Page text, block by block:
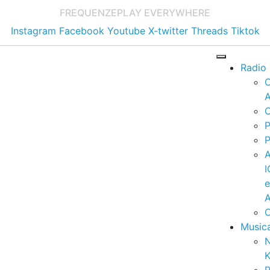
FREQUENZEPLAY EVERYWHERE
Instagram Facebook Youtube X-twitter Threads Tiktok
Radio
e